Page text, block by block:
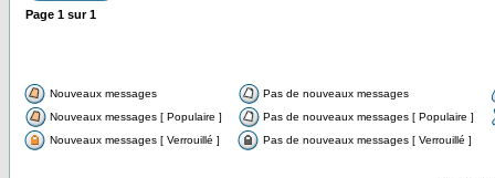
Page 1 sur1
Nouveaux messages
Pas de nouveaux messages
Nouveaux messages [ Populaire ]
Pas de nouveaux messages [ Populaire ]
Nouveaux messages [ Verrouillé ]
Pas de nouveaux messages [ Verrouillé ]